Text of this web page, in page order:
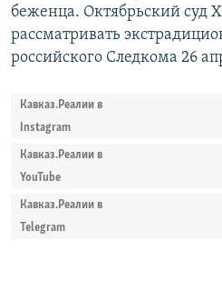
беженца. Октябрьский суд
рассматривать
российского Следкома 26
Кавказ.Реалии в
Instagram
Кавказ.Реалии в
YouTube
Кавказ.Реалии в
Telegram